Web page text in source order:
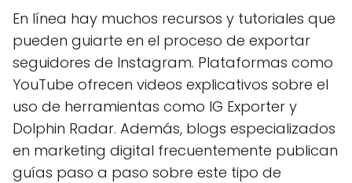
En línea hay muchos recursos y tutoriales que
pueden guiarte en el proceso de exportar
seguidores de Instagram. Plataformas como
YouTube ofrecen videos explicativos sobre el
uso de herramientas como IG Exporter y
Dolphin Radar. Además, blogs especializados
en marketing digital frecuentemente publican
guías paso a paso sobre este tipo de